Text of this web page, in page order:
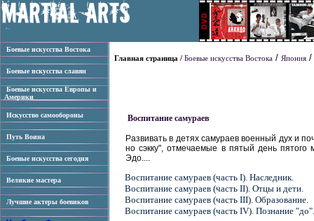
Боевые искусства Востока
Боевые искусства славян
Боевые искусства Европы и
Америки
Искусство самообороны
Путь Воина
Боевые искусства сегодня
Великие мастера
Лучшие актеры боевиков
Главная страница / Боевые искусства Востока / Япония /
Воспитание самураев
Развивать в детях самураев военный дух и
но сэкку", отмечаемые в пятый день
Эдо....
Воспитание самураев (часть I). Наследник.
Воспитание самураев (часть II). Отцы и дети.
Воспитание самураев (часть III). Образование.
Воспитание самураев (часть IV). Познание "до".